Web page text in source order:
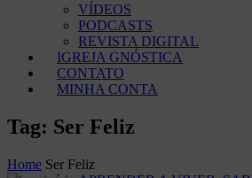
VÍDEOS
PODCASTS
REVISTA DIGITAL
IGREJA GNÓSTICA
CONTATO
MINHA CONTA
Tag: Ser Feliz
Home Ser Feliz